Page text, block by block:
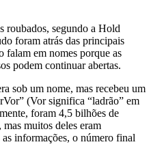
roubados, segundo a Hold
foram atrás das principais
falam em nomes porque as
podem continuar abertas.
sob um nome, mas recebeu um
(Vor significa “ladrão” em
foram 4,5 bilhões de
muitos deles eram
informações, o número final